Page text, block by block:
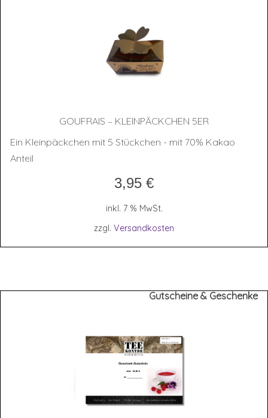
GOUF­RAIS – KLEIN­PÄCK­CHEN 5ER
Ein Kleinpäckchen mit 5 Stückchen - mit 70% Kakao
Anteil
3,95 €
inkl. 7 % MwSt.
zzgl. Versandkosten
Gutscheine & Geschenke